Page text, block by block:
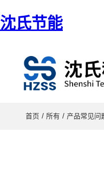
沈氏节能
首页 / 所有 / 产品常见问